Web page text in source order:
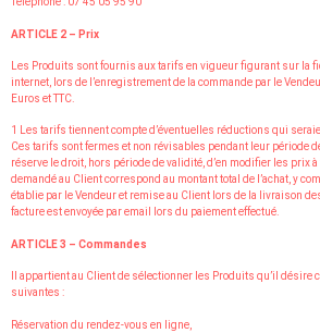
ARTICLE 2 – Prix
Les Produits sont fournis aux tarifs en vigueur figurant sur la
internet, lors de l’enregistrement de la commande par le
Euros et TTC.
1 Les tarifs tiennent compte d’éventuelles réductions qui
Ces tarifs sont fermes et non révisables pendant leur période
réserve le droit, hors période de validité, d’en modifier les prix
demandé au Client correspond au montant total de l’achat, y
établie par le Vendeur et remise au Client lors de la livraison
facture est envoyée par email lors du paiement effectué.
ARTICLE 3 – Commandes
Il appartient au Client de sélectionner les Produits qu’il désire
suivantes :
Réservation du rendez-vous en ligne,